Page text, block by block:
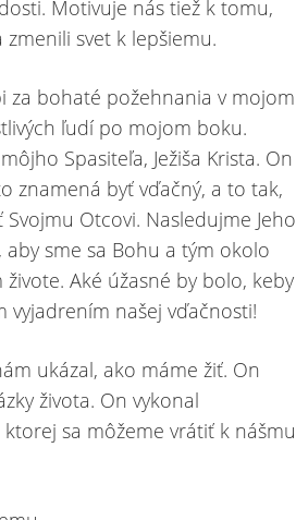
Motivuje nás tiež k tomu,
svet k lepšiemu.
za bohaté požehnania v mojom
ľudí po mojom boku.
Spasiteľa, Ježiša Krista. On
znamená byť vďačný, a to tak,
Otcovi. Nasledujme Jeho
sme sa Bohu a tým okolo
Aké úžasné by bolo, keby
našej vďačnosti!
ukázal, ako máme žiť. On
života. On vykonal
sa môžeme vrátiť k nášmu